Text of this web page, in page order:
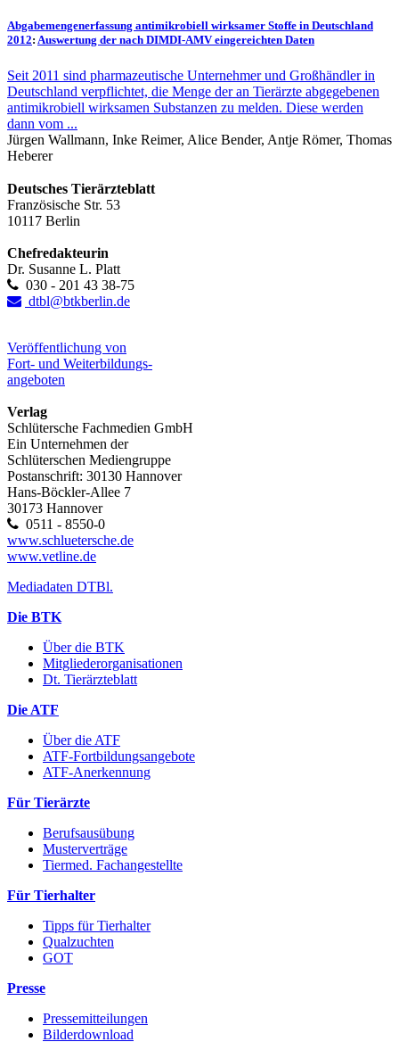
Abgabemengenerfassung antimikrobiell wirksamer Stoffe in Deutschland
2012: Auswertung der nach DIMDI-AMV eingereichten Daten
Seit 2011 sind pharmazeutische Unternehmer und Großhändler in
Deutschland verpflichtet, die Menge der an Tierärzte abgegebenen
antimikrobiell wirksamen Substanzen zu melden. Diese werden
dann vom ...
Jürgen Wallmann, Inke Reimer, Alice Bender, Antje Römer, Thomas
Heberer
Deutsches Tierärzteblatt
Französische Str. 53
10117 Berlin
Chefredakteurin
Dr. Susanne L. Platt
030 - 201 43 38-75
dtbl@btkberlin.de
Veröffentlichung von
Fort- und Weiterbildungs-
angeboten
Verlag
Schlütersche Fachmedien GmbH
Ein Unternehmen der
Schlüterschen Mediengruppe
Postanschrift: 30130 Hannover
Hans-Böckler-Allee 7
30173 Hannover
0511 - 8550-0
www.schluetersche.de
www.vetline.de
Mediadaten DTBl.
Die BTK
Über die BTK
Mitgliederorganisationen
Dt. Tierärzteblatt
Die ATF
Über die ATF
ATF-Fortbildungsangebote
ATF-Anerkennung
Für Tierärzte
Berufsausübung
Musterverträge
Tiermed. Fachangestellte
Für Tierhalter
Tipps für Tierhalter
Qualzuchten
GOT
Presse
Pressemitteilungen
Bilderdownload